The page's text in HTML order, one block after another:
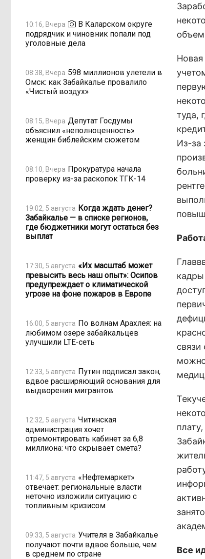
10:16, Вчера
В Каларском округе
подрядчик и чиновник попали под
уголовные дела
08:38, Вчера 598 миллионов улетели в
Омск: как Забайкалье провалило
«Чистый воздух»
08:15, Вчера Депутат Госдумы
объяснил «неполноценность»
женщин библейским сюжетом
08:10, Вчера Прокуратура начала
проверку из-за раскопок ТГК-14
19:02, 5 августа Когда ждать денег?
Забайкалье — в списке регионов,
где бюджетники могут остаться без
выплат
17:30, 5 августа «Их масштаб может
превысить весь наш опыт»: Осипов
предупреждает о климатической
угрозе на фоне пожаров в Европе
16:00, 5 августа По волнам Арахлея: на
любимом озере забайкальцев
улучшили LTE-сеть
12:33, 5 августа Путин подписал закон,
вдвое расширяющий основания для
выдворения мигрантов
12:32, 5 августа Читинская
администрация хочет
отремонтировать кабинет за 6,8
миллиона: что скрывает смета?
11:47, 5 августа «Нефтемаркет»
отвечает: региональные власти
неточно изложили ситуацию с
топливным кризисом
09:33, 5 августа Учителя в Забайкалье
получают почти вдвое больше, чем
в среднем по стране
Новая
туда,
Из-за
связи
Все